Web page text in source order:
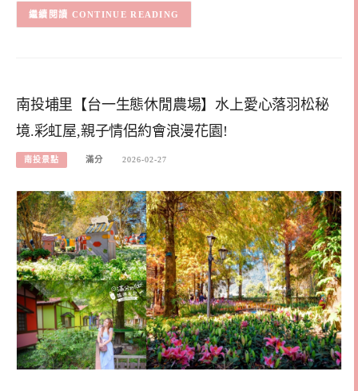
CONTINUE READING
南投埔里【台一生態休閒農場】水上愛心落羽松秘
境.彩虹屋,親子情侶約會浪漫花園!
南投景點 滿分 2026-02-27